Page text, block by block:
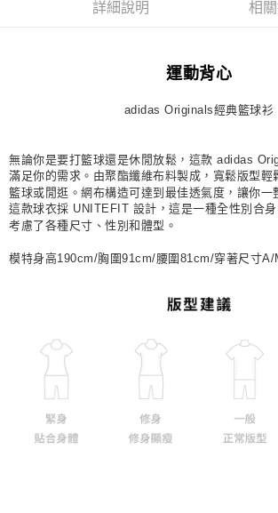
每筆NT$80，滿NT$1,500(含以上)免運費
每筆NT$80，滿NT$1,500(含以上)免運費
付款後門市自取
每筆NT$80，滿NT$1,500(含以上)免運費
詳細說明 相
運動背心
adidas Originals經典籃球衫
無論你是要打籃球還是休閒放鬆，這款 adidas
滿足你的需求。由聚酯纖維布料製成，寬鬆版型輕
籃球或閒逛。網布構造可達到最佳透氣度，讓你一
這款球衣採 UNITEFIT 設計，這是一種全性別合
考慮了各種尺寸、性別和體型。
模特身高190cm/胸圍91cm/腰圍81cm/穿著尺寸A/